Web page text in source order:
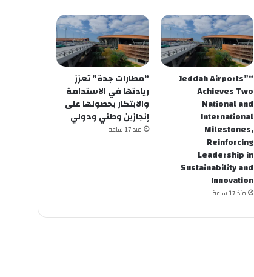
“Jeddah Airports”
Achieves Two
National and
International
Milestones,
Reinforcing
Leadership in
Sustainability and
Innovation
منذ 17 ساعة
“مطارات جدة” تعزز
ريادتها في الاستدامة
والابتكار بحصولها على
إنجازين وطني ودولي
منذ 17 ساعة